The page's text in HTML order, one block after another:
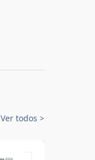
Ver todos >